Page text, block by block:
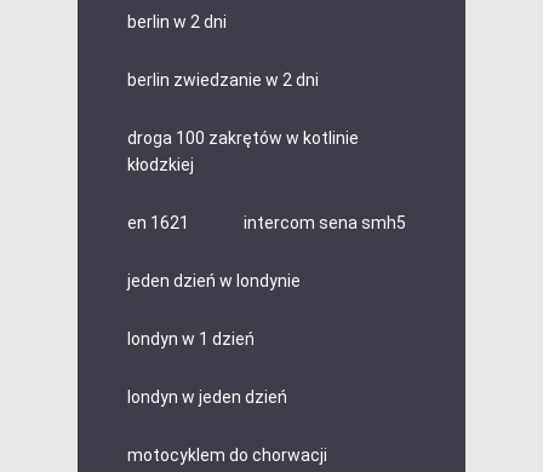
berlin w 2 dni
berlin zwiedzanie w 2 dni
droga 100 zakrętów w kotlinie
kłodzkiej
en 1621 intercom sena smh5
jeden dzień w londynie
londyn w 1 dzień
londyn w jeden dzień
motocyklem do chorwacji